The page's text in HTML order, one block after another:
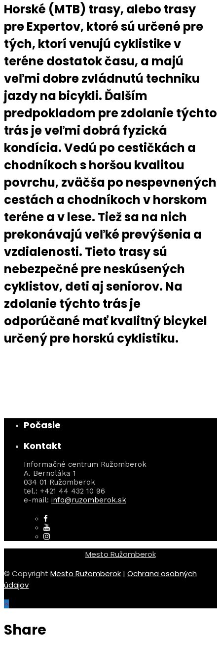
Horské (MTB) trasy, alebo trasy
pre Expertov, ktoré sú určené pre
tých, ktorí venujú cyklistike v
teréne dostatok času, a majú
veľmi dobre zvládnutú techniku
jazdy na bicykli. Ďalším
predpokladom pre zdolanie týchto
trás je veľmi dobrá fyzická
kondícia. Vedú po cestičkách a
chodníkoch s horšou kvalitou
povrchu, zväčša po nespevnených
cestách a chodníkoch v horskom
teréne a v lese. Tiež sa na nich
prekonávajú veľké prevýšenia a
vzdialenosti. Tieto trasy sú
nebezpečné pre neskúsených
cyklistov, deti aj seniorov. Na
zdolanie týchto trás je
odporúčané mať kvalitný bicykel
určený pre horskú cyklistiku.
Počasie
Kontakt
Informačné centrum Ružomberok
A. Bernoláka 1
034 01 Ružomberok
tel.: +421 44 432 10 96
e-mail: info@ruzomberok.sk
Mesto Ružomberok
© Copyright Mesto Ružomberok | Ochrana osobných
údajov
Share